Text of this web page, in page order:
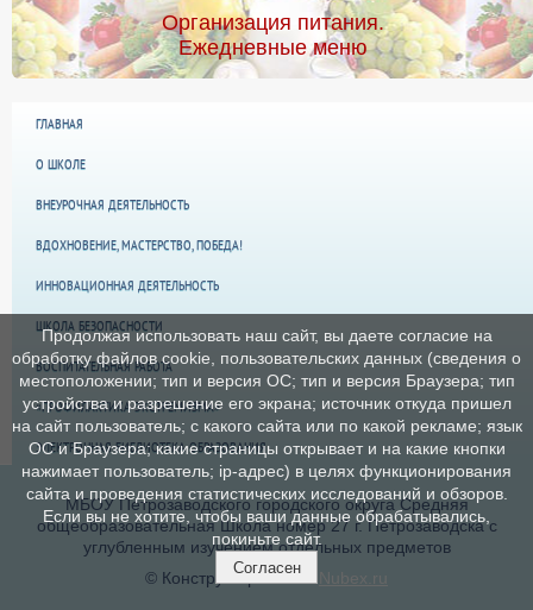
Организация питания.
Ежедневные меню
ГЛАВНАЯ
О ШКОЛЕ
ВНЕУРОЧНАЯ ДЕЯТЕЛЬНОСТЬ
ВДОХНОВЕНИЕ, МАСТЕРСТВО, ПОБЕДА!
ИННОВАЦИОННАЯ ДЕЯТЕЛЬНОСТЬ
ШКОЛА БЕЗОПАСНОСТИ
ВОСПИТАТЕЛЬНАЯ РАБОТА
«ПРОФИЛАКТИКА ЭКСТРЕМИЗМА»
ЭЛЕКТРОННАЯ БИБЛИОТЕКА ОБРАЗОВАНИЯ
МБОУ Петрозаводского городского округа Средняя
общеобразовательная Школа номер 27 г. Петрозаводска с
углубленным изучением отдельных предметов
© Конструктор сайтов
Nubex.ru
Продолжая использовать наш сайт, вы даете согласие на
обработку файлов cookie, пользовательских данных (сведения о
местоположении; тип и версия ОС; тип и версия Браузера; тип
устройства и разрешение его экрана; источник откуда пришел
на сайт пользователь; с какого сайта или по какой рекламе; язык
ОС и Браузера; какие страницы открывает и на какие кнопки
нажимает пользователь; ip-адрес) в целях функционирования
сайта и проведения статистических исследований и обзоров.
Если вы не хотите, чтобы ваши данные обрабатывались,
покиньте сайт.
Согласен